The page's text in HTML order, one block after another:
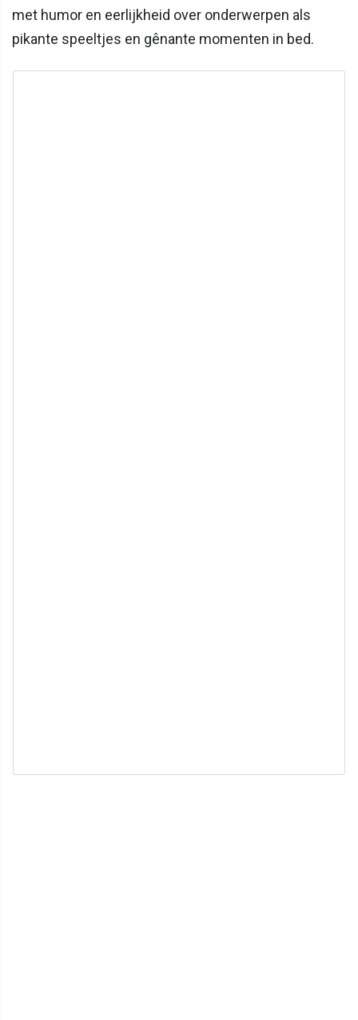
met humor en eerlijkheid over onderwerpen als
pikante speeltjes en gênante momenten in bed.